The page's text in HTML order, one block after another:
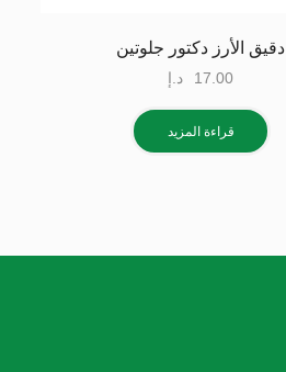
دقيق الأرز دكتور جلوتين
17.00 د.إ
قراءة المزيد